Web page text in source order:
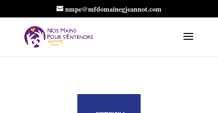
nmpe@mfdomainegjeannot.com